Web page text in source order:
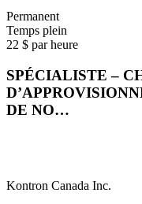
Permanent
Temps plein
22 $ par heure
SPÉCIALISTE –
DE NO…
Kontron Canada Inc.